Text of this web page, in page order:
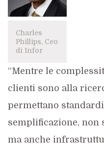
Charles
Phillips, Ceo
di Infor
“Mentre le
clienti sono alla
permettano
semplificazione, non
ma anche